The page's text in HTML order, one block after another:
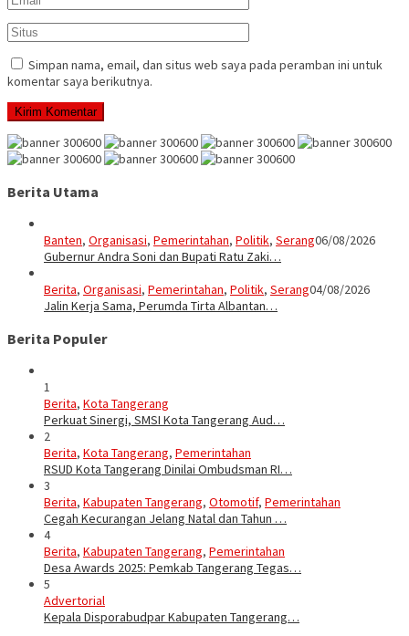
Simpan nama, email, dan situs web saya pada peramban ini untuk
komentar saya berikutnya.
Berita Utama
Banten, Organisasi, Pemerintahan, Politik, Serang06/08/2026
Gubernur Andra Soni dan Bupati Ratu Zaki…
Berita, Organisasi, Pemerintahan, Politik, Serang04/08/2026
Jalin Kerja Sama, Perumda Tirta Albantan…
Berita Populer
1
Berita, Kota Tangerang
Perkuat Sinergi, SMSI Kota Tangerang Aud…
2
Berita, Kota Tangerang, Pemerintahan
RSUD Kota Tangerang Dinilai Ombudsman RI…
3
Berita, Kabupaten Tangerang, Otomotif, Pemerintahan
Cegah Kecurangan Jelang Natal dan Tahun …
4
Berita, Kabupaten Tangerang, Pemerintahan
Desa Awards 2025: Pemkab Tangerang Tegas…
5
Advertorial
Kepala Disporabudpar Kabupaten Tangerang…